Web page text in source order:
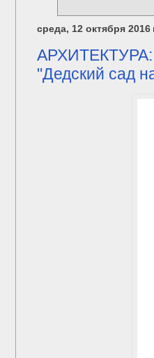
среда, 12 октября 2016
АРХИТЕКТУРА:
"Дедский сад